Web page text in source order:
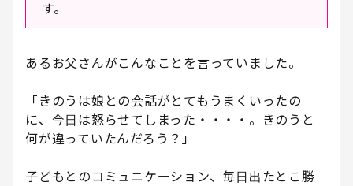
す。
あるお父さんがこんなことを言っていました。
「きのうは娘との会話がとてもうまくいったの
に、今日は怒らせてしまった・・・・。きのうと
何が違っていたんだろう？」
子どもとのコミュニケーション、毎日出たとこ勝